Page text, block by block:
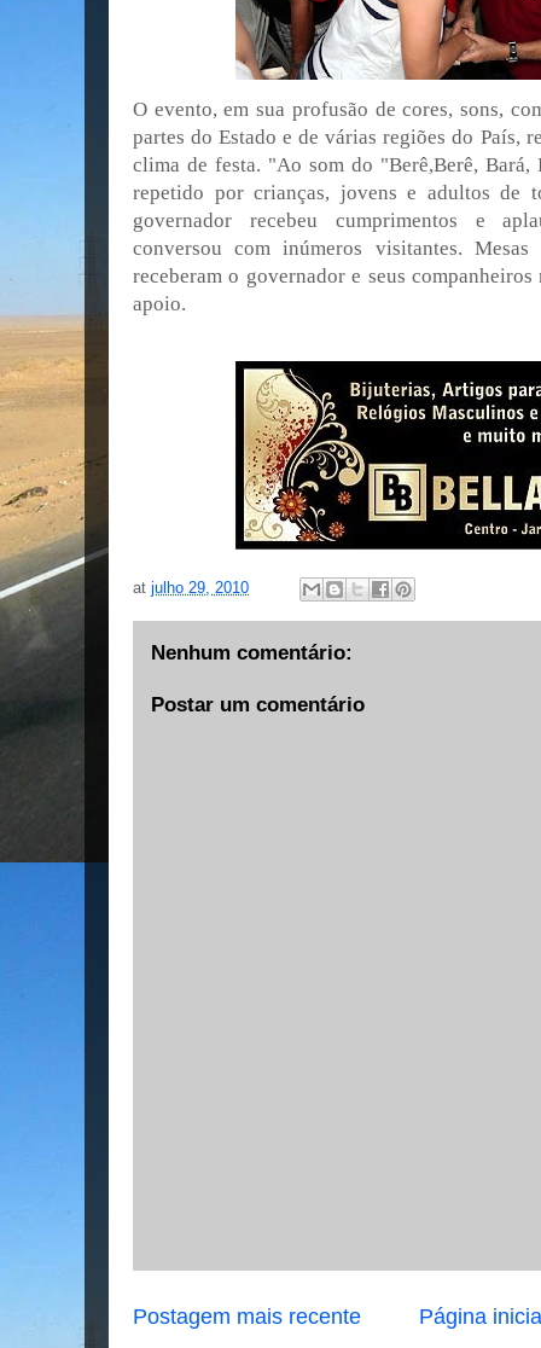
O evento, em sua profusão de cores, sons,
partes do Estado e de várias regiões do País,
clima de festa. "Ao som do "Berê,Berê, Bará,
repetido por crianças, jovens e adultos de
governador recebeu cumprimentos e
conversou com inúmeros visitantes.
receberam o governador e seus
apoio.
at julho 29, 2010
Nenhum comentário:
Postar um comentário
Postagem mais recente Página